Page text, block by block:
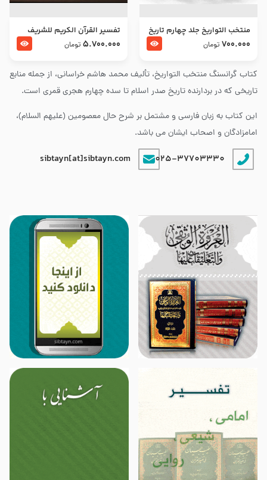
کتاب گرانسنگ منتخب التواريخ، تألیف محمد هاشم خراسانی، از جمله منابع
تاریخی که در بردارنده تاریخ صدر اسلام تا سده چهارم هجری قمری است.
این کتاب به زبان فارسی و مشتمل بر شرح حال معصومین (علیهم السلام)،
امامزادگان و اصحاب ایشان می باشد.
025-37703330
sibtayn[at]sibtayn.com
منتخب التواریخ جلد چهارم تاریخ
امام زین العابدین و امام محمد
700.000 تومان
تفسير القرآن الكريم للشريف
المرتضي قدس سرّه
5.700.000 تومان